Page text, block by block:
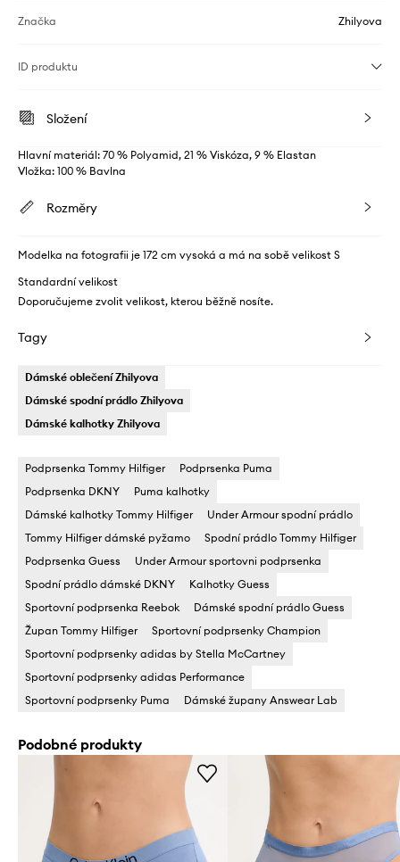
Značka Zhilyova
ID produktu
Složení
Hlavní materiál: 70 % Polyamid, 21 % Viskóza, 9 % Elastan
Vložka: 100 % Bavlna
Rozměry
Modelka na fotografii je 172 cm vysoká a má na sobě velikost S
Standardní velikost
Doporučujeme zvolit velikost, kterou běžně nosíte.
Tagy
Dámské oblečení Zhilyova
Dámské spodní prádlo Zhilyova
Dámské kalhotky Zhilyova
Podprsenka Tommy Hilfiger
Podprsenka Puma
Podprsenka DKNY
Puma kalhotky
Dámské kalhotky Tommy Hilfiger
Under Armour spodní prádlo
Tommy Hilfiger dámské pyžamo
Spodní prádlo Tommy Hilfiger
Podprsenka Guess
Under Armour sportovni podprsenka
Spodní prádlo dámské DKNY
Kalhotky Guess
Sportovní podprsenka Reebok
Dámské spodní prádlo Guess
Župan Tommy Hilfiger
Sportovní podprsenky Champion
Sportovní podprsenky adidas by Stella McCartney
Sportovní podprsenky adidas Performance
Sportovní podprsenky Puma
Dámské župany Answear Lab
Podobné produkty